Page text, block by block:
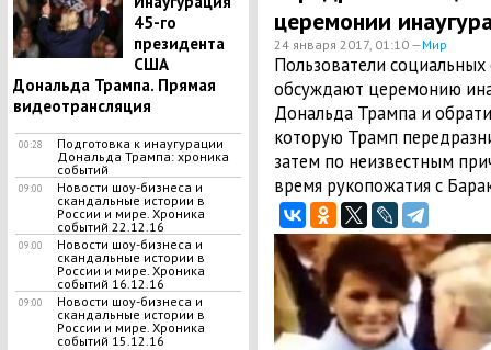
45-го
президента
США
Дональда Трампа. Прямая
видеотрансляция
00:28
Подготовка к инаугурации
Дональда Трампа: хроника
событий
09:00
Новости шоу-бизнеса и
скандальные истории в
России и мире. Хроника
событий 22.12.16
09:00
Новости шоу-бизнеса и
скандальные истории в
России и мире. Хроника
событий 16.12.16
09:00
Новости шоу-бизнеса и
скандальные истории в
России и мире. Хроника
событий 15.12.16
церемонии
24 января 2017, 01:10 —Мир
Пользователи
обсуждают церемонию
Дональда Трампа и
которую Трамп
затем по неизвестным
время рукопожатия с